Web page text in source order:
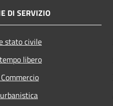
DI SERVIZIO
stato civile
libero